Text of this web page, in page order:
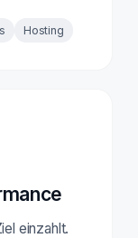
Hosting
einzahlt.